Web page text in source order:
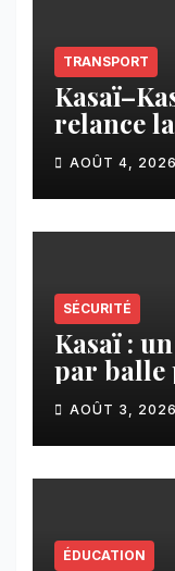
TRANSPORT
relance
Tshiamu
échanges
AOÛT 4, 2026
SÉCURITÉ
Kasaï :
par balle
AOÛT 3, 2026
ÉDUCATION